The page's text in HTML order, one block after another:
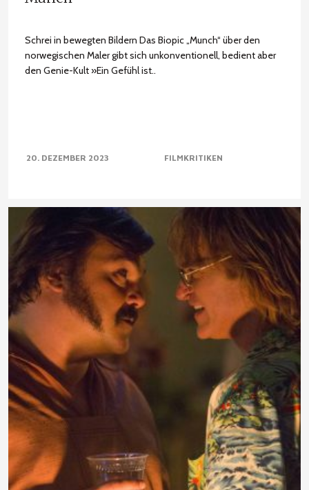
Schrei in bewegten Bildern Das Biopic „Munch“ über den
norwegischen Maler gibt sich unkonventionell, bedient aber
den Genie-Kult »Ein Gefühl ist..
20. DEZEMBER 2023 FILMKRITIKEN